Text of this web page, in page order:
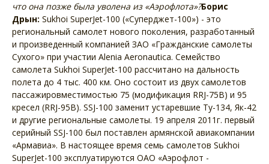
что она позже была уволена из «Аэрофлота»?Борис
Дрын: Sukhoi SuperJet-100 («Суперджет-100») - это
региональный самолет нового поколения, разработанный
и произведенный компанией ЗАО «Гражданские самолеты
Сухого» при участии Alenia Aeronautica. Семейство
самолета Sukhoi SuperJet-100 рассчитано на дальность
полета до 4 тыс. 400 км. Оно состоит из двух самолетов
пассажировместимостью 75 (модификация RRJ-75В) и 95
кресел (RRJ-95B). SSJ-100 заменит устаревшие Ту-134, Як-42
и другие региональные самолеты. 19 апреля 2011г. первый
серийный SSJ-100 был поставлен армянской авиакомпании
«Армавиа». В настоящее время семь самолетов Sukhoi
SuperJet-100 эксплуатируются ОАО «Аэрофлот -